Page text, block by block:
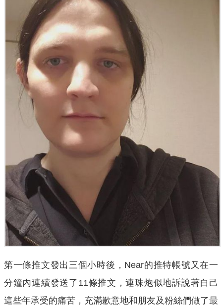
第一條推文發出三個小時後，Near的推特帳號又在一
分鐘內連續發送了11條推文，連珠炮似地訴說著自己
這些年承受的痛苦，充滿歉意地和朋友及粉絲們做了最